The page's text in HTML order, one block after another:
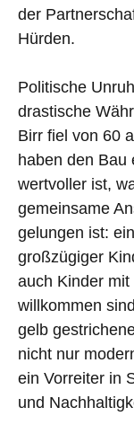
der
Hürden.
Politische
drastische
Birr fiel von 60
haben den Bau
wertvoller ist,
gemeinsame
gelungen ist:
großzügiger
auch Kinder
willkommen
gelb
nicht nur
ein Vorreiter in
und